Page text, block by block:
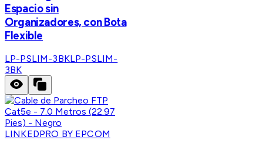
Espacio sin
Organizadores, con Bota
Flexible
LP-PSLIM-3BKLP-PSLIM-
3BK
LINKEDPRO BY EPCOM